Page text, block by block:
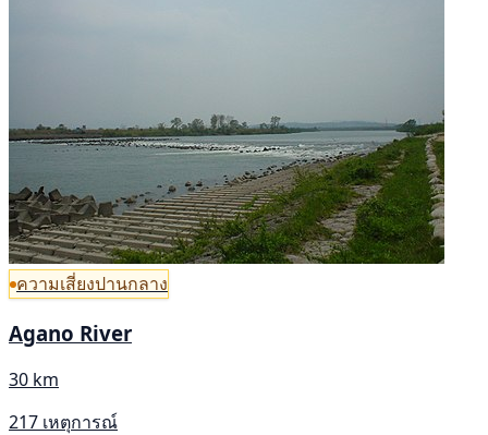
ความเสี่ยงปานกลาง
Agano River
30 km
217 เหตุการณ์